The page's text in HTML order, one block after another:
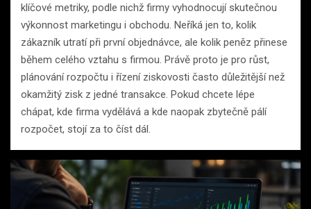
klíčové metriky, podle nichž firmy vyhodnocují skutečnou
výkonnost marketingu i obchodu. Neříká jen to, kolik
zákazník utratí při první objednávce, ale kolik peněz přinese
během celého vztahu s firmou. Právě proto je pro růst,
plánování rozpočtu i řízení ziskovosti často důležitější než
okamžitý zisk z jedné transakce. Pokud chcete lépe
chápat, kde firma vydělává a kde naopak zbytečně pálí
rozpočet, stojí za to číst dál.